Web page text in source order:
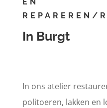
REPAREREN/
In Burgt
In ons atelier
politoeren, lakken en